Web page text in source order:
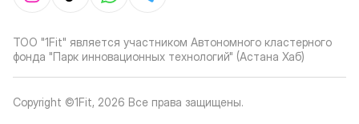
ТОО "1Fit" является участником Автономного кластерного
фонда "Парк инновационных технологий" (Астана Хаб)
Copyright ©1Fit, 2026 Все права защищены.